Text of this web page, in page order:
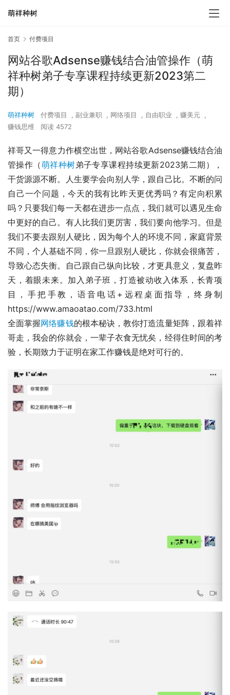
首页 付费项目
网站谷歌Adsense赚钱结合油管操作（萌
祥种树弟子专享课程持续更新2023第二
期）
萌祥种树 付费项目 , 副业兼职 , 网络项目 , 自由职业 , 赚美元 ,
赚钱思维
阅读 4572
祥哥又一得意力作横空出世，网站谷歌Adsense赚钱结合油
管操作（萌祥种树弟子专享课程持续更新2023第二期），
干货源源不断。人生要学会向别人学，跟自己比。不断的问
自己一个问题，今天的我有比昨天更优秀吗？有定向积累
吗？只要我们每一天都在进步一点点，我们就可以遇见生命
中更好的自己。有人比我们更厉害，我们要向他学习。但是
我们不要去跟别人硬比，因为每个人的环境不同，家庭背景
不同，个人基础不同，你一旦跟别人硬比，你就会很痛苦，
导致心态失衡。自己跟自己纵向比较，才更具意义，复盘昨
天，着眼未来。加入弟子班，打造被动收入体系，长青项
目，手把手教，语音电话+远程桌面指导，终身制
https://www.amaoatao.com/733.html
全面掌握网络赚钱的根本秘诀，教你打造流量矩阵，跟着祥
哥走，我会的你就会，一辈子衣食无忧矣，经得住时间的考
验，长期致力于证明在家工作赚钱是绝对可行的。